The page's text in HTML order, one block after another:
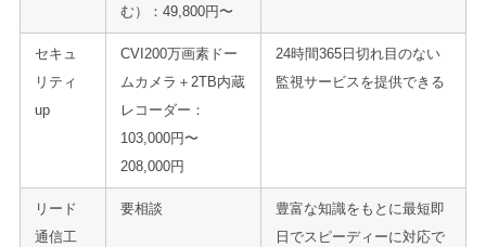
む）：49,800円〜
セキュ
リティ
up
CVI200万画素ドー
ムカメラ＋2TB内蔵
レコーダー：
103,000円〜
208,000円
24時間365日切れ目のない
監視サービスを提供できる
リード
通信工
要相談
豊富な知識をもとに最短即
日でスピーディーに対応で